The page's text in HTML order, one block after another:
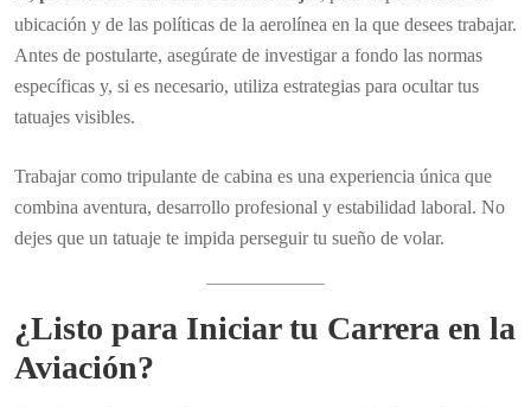
ubicación y de las políticas de la aerolínea en la que desees trabajar.
Antes de postularte, asegúrate de investigar a fondo las normas
específicas y, si es necesario, utiliza estrategias para ocultar tus
tatuajes visibles.
Trabajar como tripulante de cabina es una experiencia única que
combina aventura, desarrollo profesional y estabilidad laboral. No
dejes que un tatuaje te impida perseguir tu sueño de volar.
¿Listo para Iniciar tu Carrera en la
Aviación?